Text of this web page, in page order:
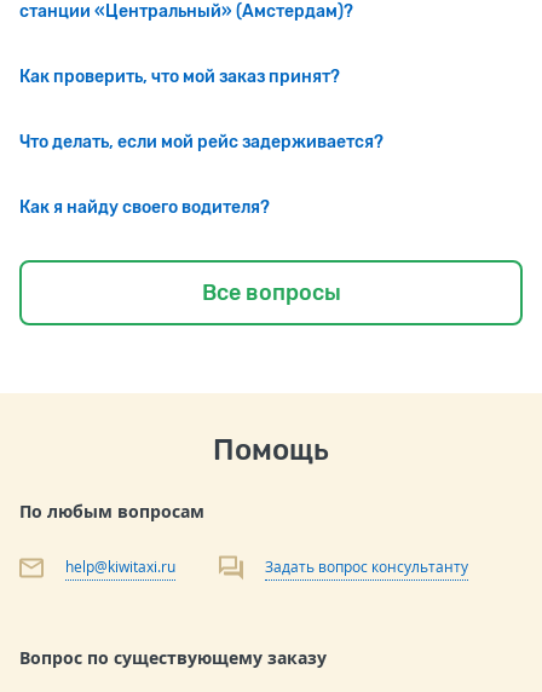
станции «Центральный» (Амстердам)?
Как проверить, что мой заказ принят?
Что делать, если мой рейс задерживается?
Как я найду своего водителя?
Все вопросы
Помощь
По любым вопросам
help@kiwitaxi.ru Задать вопрос консультанту
Вопрос по существующему заказу